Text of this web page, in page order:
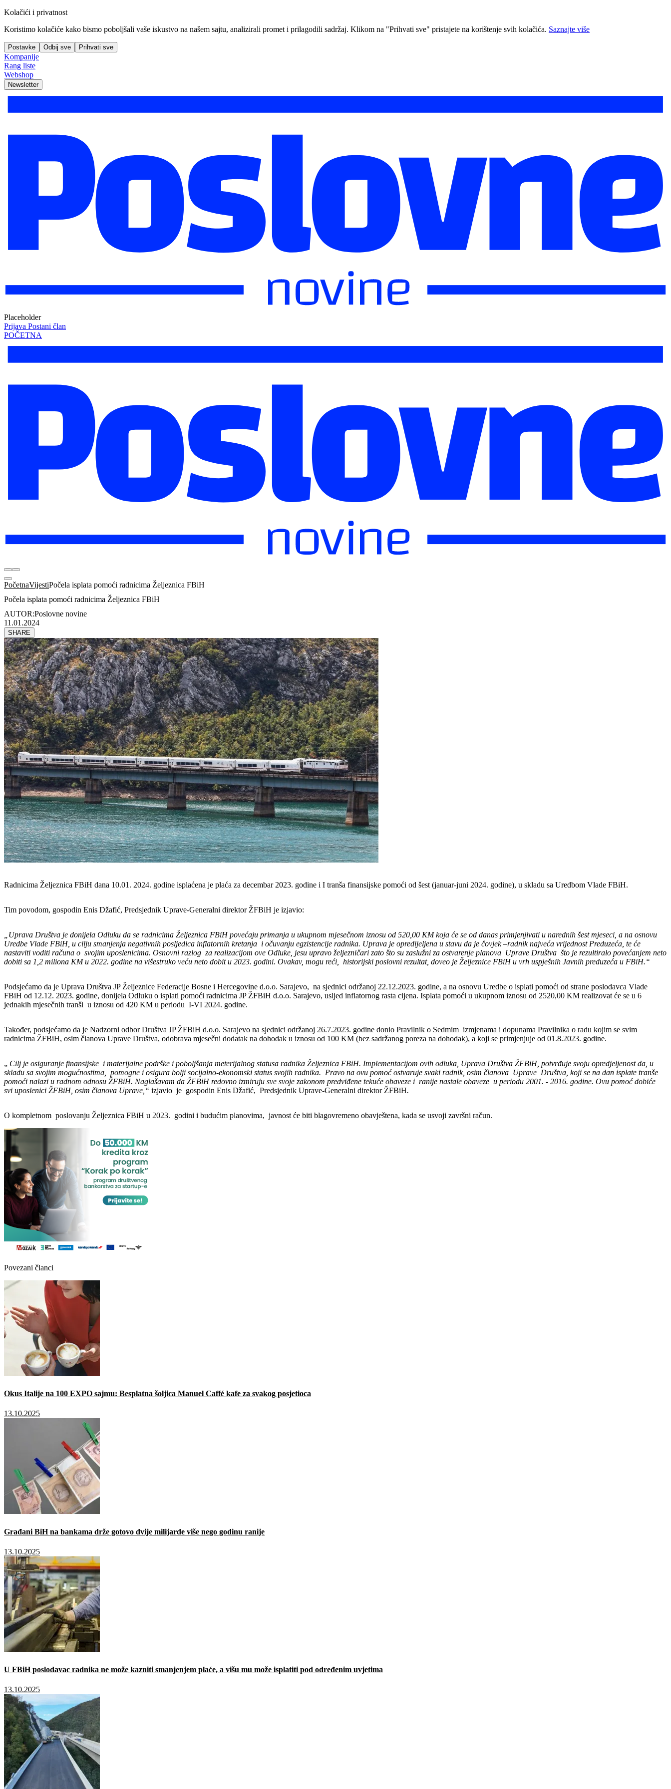
Kolačići i privatnost
Koristimo kolačiće kako bismo poboljšali vaše iskustvo na našem sajtu, analizirali promet i prilagodili sadržaj. Klikom na "Prihvati sve" pristajete na korištenje svih kolačića. Saznajte više
Postavke Odbij sve Prihvati sve
Kompanije
Rang liste
Webshop
Newsletter
Placeholder
Prijava Postani član
POČETNA
PočetnaVijestiPočela isplata pomoći radnicima Željeznica FBiH
Počela isplata pomoći radnicima Željeznica FBiH
AUTOR:Poslovne novine
11.01.2024
SHARE
Radnicima Željeznica FBiH dana 10.01. 2024. godine isplaćena je plaća za decembar 2023. godine i I tranša finansijske pomoći od šest (januar-juni 2024. godine), u skladu sa Uredbom Vlade FBiH.
Tim povodom, gospodin Enis Džafić, Predsjednik Uprave-Generalni direktor ŽFBiH je izjavio:
„Uprava Društva je donijela Odluku da se radnicima Željeznica FBiH povećaju primanja u ukupnom mjesečnom iznosu od 520,00 KM koja će se od danas primjenjivati u narednih šest mjeseci, a na osnovu
Uredbe Vlade FBiH, u cilju smanjenja negativnih posljedica inflatornih kretanja i očuvanju egzistencije radnika. Uprava je opredijeljena u stavu da je čovjek –radnik najveća vrijednost Preduzeća, te će
nastaviti voditi računa o svojim uposlenicima. Osnovni razlog za realizacijom ove Odluke, jesu upravo željezničari zato što su zaslužni za ostvarenje planova Uprave Društva što je rezultiralo povećanjem neto
dobiti sa 1,2 miliona KM u 2022. godine na višestruko veću neto dobit u 2023. godini. Ovakav, mogu reći, historijski poslovni rezultat, doveo je Željeznice FBiH u vrh uspješnih Javnih preduzeća u FBiH.“
Podsjećamo da je Uprava Društva JP Željeznice Federacije Bosne i Hercegovine d.o.o. Sarajevo, na sjednici održanoj 22.12.2023. godine, a na osnovu Uredbe o isplati pomoći od strane poslodavca Vlade
FBiH od 12.12. 2023. godine, donijela Odluku o isplati pomoći radnicima JP ŽFBiH d.o.o. Sarajevo, usljed inflatornog rasta cijena. Isplata pomoći u ukupnom iznosu od 2520,00 KM realizovat će se u 6
jednakih mjesečnih tranši u iznosu od 420 KM u periodu I-VI 2024. godine.
Također, podsjećamo da je Nadzorni odbor Društva JP ŽFBiH d.o.o. Sarajevo na sjednici održanoj 26.7.2023. godine donio Pravilnik o Sedmim izmjenama i dopunama Pravilnika o radu kojim se svim
radnicima ŽFBiH, osim članova Uprave Društva, odobrava mjesečni dodatak na dohodak u iznosu od 100 KM (bez sadržanog poreza na dohodak), a koji se primjenjuje od 01.8.2023. godine.
„ Cilj je osiguranje finansijske i materijalne podrške i poboljšanja meterijalnog statusa radnika Željeznica FBiH. Implementacijom ovih odluka, Uprava Društva ŽFBiH, potvrđuje svoju opredjeljenost da, u
skladu sa svojim mogućnostima, pomogne i osigura bolji socijalno-ekonomski status svojih radnika. Pravo na ovu pomoć ostvaruje svaki radnik, osim članova Uprave Društva, koji se na dan isplate tranše
pomoći nalazi u radnom odnosu ŽFBiH. Naglašavam da ŽFBiH redovno izmiruju sve svoje zakonom predviđene tekuće obaveze i ranije nastale obaveze u periodu 2001. - 2016. godine. Ovu pomoć dobiće
svi uposlenici ŽFBiH, osim članova Uprave,“ izjavio je gospodin Enis Džafić, Predsjednik Uprave-Generalni direktor ŽFBiH.
O kompletnom poslovanju Željeznica FBiH u 2023. godini i budućim planovima, javnost će biti blagovremeno obavještena, kada se usvoji završni račun.
Povezani članci
Okus Italije na 100 EXPO sajmu: Besplatna šoljica Manuel Caffé kafe za svakog posjetioca
13.10.2025
Građani BiH na bankama drže gotovo dvije milijarde više nego godinu ranije
13.10.2025
U FBiH poslodavac radnika ne može kazniti smanjenjem plaće, a višu mu može isplatiti pod određenim uvjetima
13.10.2025